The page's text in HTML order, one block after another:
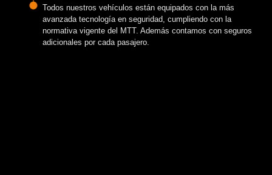
Todos nuestros vehículos están equipados con la más
avanzada tecnología en seguridad, cumpliendo con la
normativa vigente del MTT. Además contamos con seguros
adicionales por cada pasajero.